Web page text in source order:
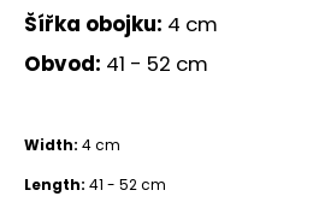
Šířka obojku: 4 cm
Obvod: 41 - 52 cm
Width: 4 cm
Length: 41 - 52 cm
D
p
o
r